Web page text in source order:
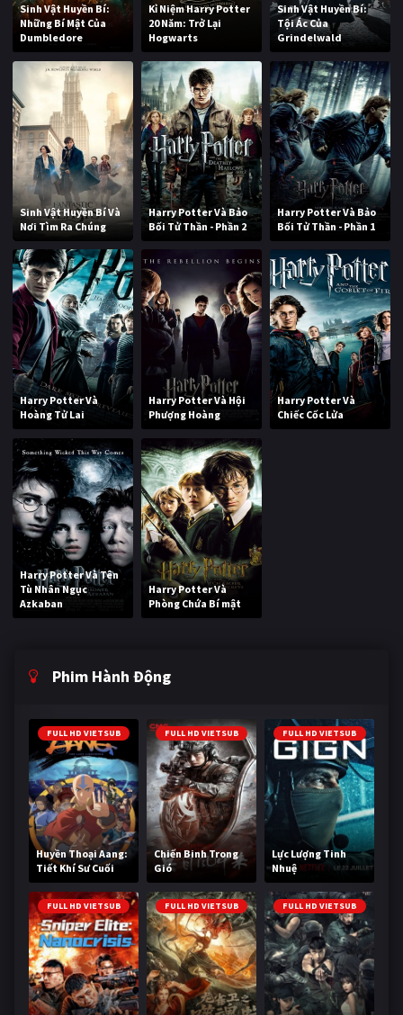
Sinh Vật Huyền Bí:
Những Bí Mật Của
Dumbledore
Kỉ Niệm Harry Potter
20 Năm: Trở Lại
Hogwarts
Sinh Vật Huyền Bí:
Tội Ác Của
Grindelwald
Sinh Vật Huyền Bí Và
Nơi Tìm Ra Chúng
Harry Potter Và Bảo
Bối Tử Thần - Phần 2
Harry Potter Và Bảo
Bối Tử Thần - Phần 1
Harry Potter Và
Hoàng Tử Lai
Harry Potter Và Hội
Phượng Hoàng
Harry Potter Và
Chiếc Cốc Lửa
Harry Potter Và Tên
Tù Nhân Ngục
Azkaban
Harry Potter Và
Phòng Chứa Bí mật
Phim Hành Động
FULL HD VIETSUB
Huyền Thoại Aang:
Tiết Khí Sư Cuối
Cùng
FULL HD VIETSUB
Chiến Binh Trong
Gió
FULL HD VIETSUB
Lực Lượng Tinh
Nhuệ
FULL HD VIETSUB FULL HD VIETSUB FULL HD VIETSUB